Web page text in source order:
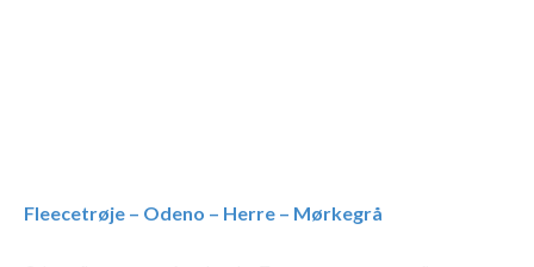
Fleecetrøje – Odeno – Herre – Mørkegrå